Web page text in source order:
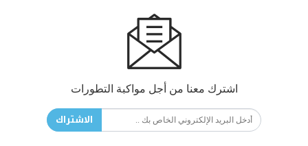
اشترك معنا من أجل مواكبة التطورات
الاشتراك